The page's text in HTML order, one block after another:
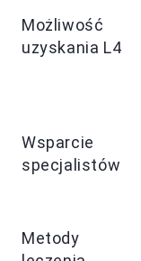
Możliwość
uzyskania L4
Wsparcie
specjalistów
Metody